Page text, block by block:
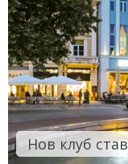
Нов клуб